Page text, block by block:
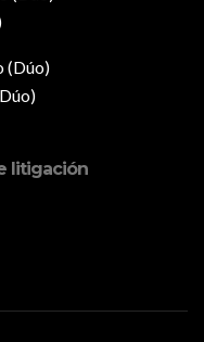
litigación